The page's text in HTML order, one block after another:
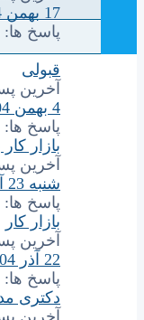
17 بهمن 1404, 7:02 am
پاسخ ها:
قبولی
آخرین
4 بهمن 1404, 4:29 pm
پاسخ ها:
بازار کار
آخرین
شنبه 23 آذر 1404, 9:03 am
پاسخ ها:
بازار کار
آخرین
22 آذر 1404, 10:58 am
پاسخ ها:
دکتری
آخرین